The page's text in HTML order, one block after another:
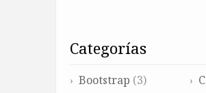
categorías
Bootstrap (3)